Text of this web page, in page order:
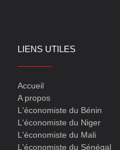
LIENS UTILES
Accueil
A propos
L'économiste du Bénin
L'économiste du Niger
L'économiste du Mali
L'économiste du Sénégal